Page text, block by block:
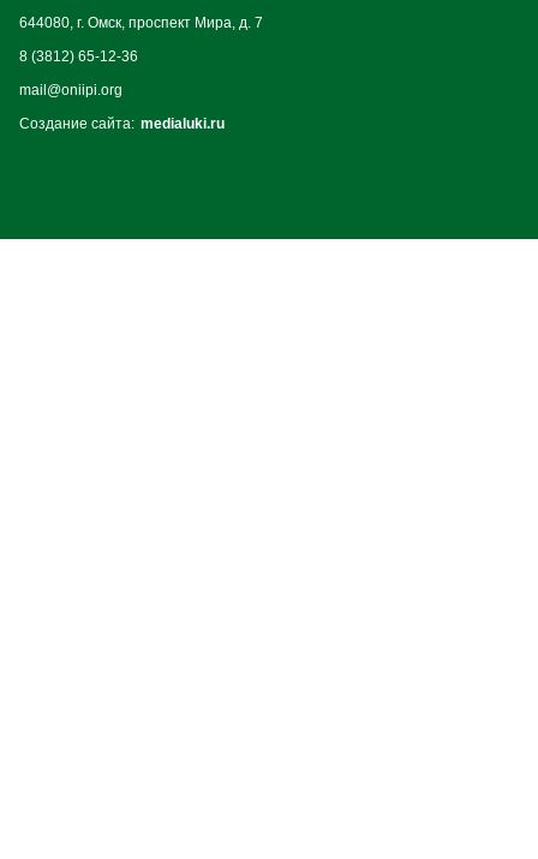
644080, г. Омск, проспект Мира, д. 7
8 (3812) 65-12-36
mail@oniipi.org
Создание сайта: medialuki.ru